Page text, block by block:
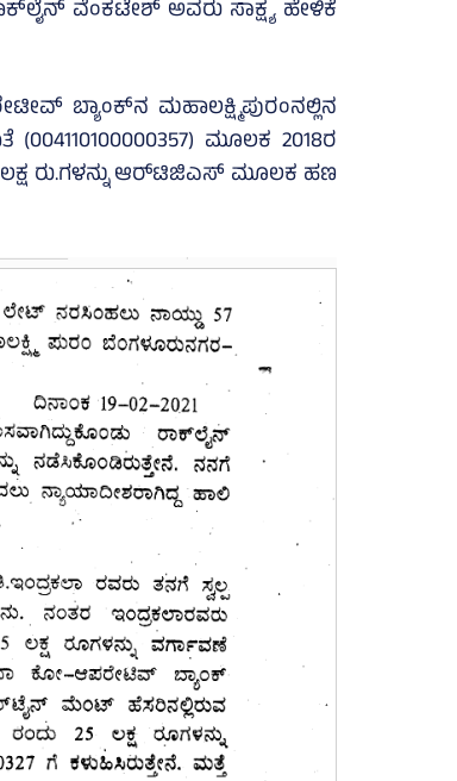
ವೆಂಕಟೇಶ್‌ ಅವರು ಸಾಕ್ಷ್ಯ ಹೇಳಿಕೆ
ಬ್ಯಾಂಕ್‌ನ ಮಹಾಲಕ್ಷ್ಮಿಪುರಂನಲ್ಲಿನ
ಮೂಲಕ 2018ರ
ಲಕ್ಷ ರು.ಗಳನ್ನು ಆರ್‌ಟಿಜಿಎಸ್‌ ಮೂಲಕ ಹಣ